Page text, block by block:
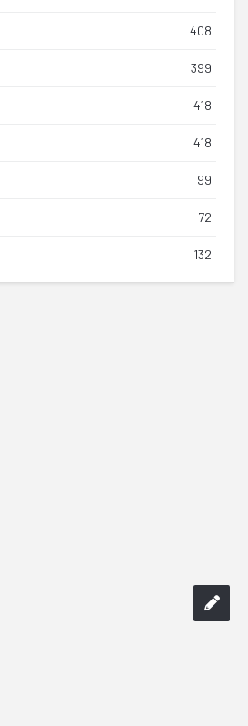
408
399
418
418
99
72
132